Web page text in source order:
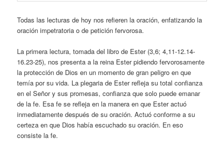
Todas las lecturas de hoy nos refieren la oración, enfatizando la
oración impetratoria o de petición fervorosa.
La primera lectura, tomada del libro de Ester (3,6; 4,11-12.14-
16.23-25), nos presenta a la reina Ester pidiendo fervorosamente
la protección de Dios en un momento de gran peligro en que
temía por su vida. La plegaria de Ester refleja su total confianza
en el Señor y sus promesas, confianza que solo puede emanar
de la fe. Esa fe se refleja en la manera en que Ester actuó
inmediatamente después de su oración. Actuó conforme a su
certeza en que Dios había escuchado su oración. En eso
consiste la fe.